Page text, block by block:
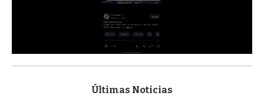
s
Últimas Noticias